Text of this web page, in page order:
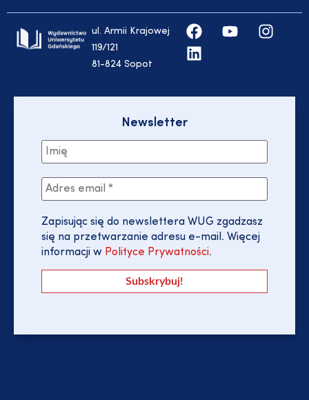
ul. Armii Krajowej
119/121
81-824 Sopot
Newsletter
Zapisując się do newslettera WUG zgadzasz
się na przetwarzanie adresu e-mail. Więcej
informacji w Polityce Prywatności.